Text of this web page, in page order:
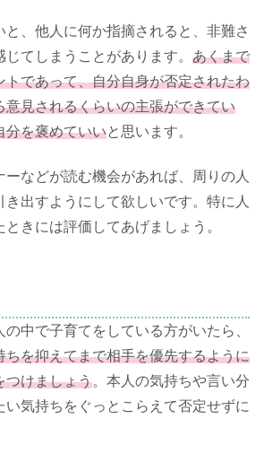
と、他人に何か指摘されると、非難さ
てしまうことがあります。 あくまで
トであって、自分自身が否定されたわ
意見されるくらいの主張ができてい
分を褒めていいと思います。
ーなどが読む機会があれば、周りの人
き出すようにして欲しいです。特に人
きには評価してあげましょう。
中で子育てをしている方がいたら、
ちを抑えてまで相手を優先するように
つけましょう。本人の気持ちや言い分
い気持ちをぐっとこらえて否定せずに